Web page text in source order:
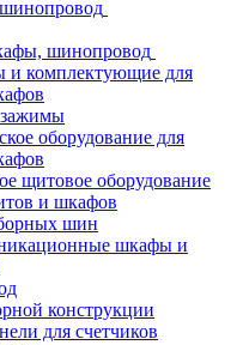
шинопровод
и комплектующие для
оборудование для
щитовое оборудование
и шкафов
шин
шкафы и
конструкции
для счетчиков